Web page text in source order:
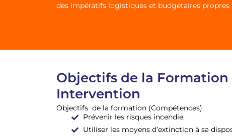
des impératifs logistiques et budgétaires propres
Objectifs de la
Intervention
Objectifs de la formation (Compétences)
Prévenir les risques incendie.
Utiliser les moyens d’extinction à sa